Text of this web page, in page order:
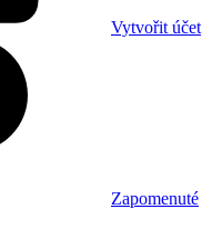
Vytvořit účet
Zapomenuté